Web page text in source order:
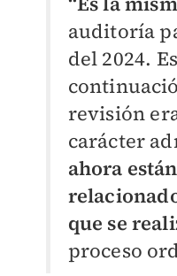
auditoría
del 2024.
revisión
carácter
ahora
que se
proceso